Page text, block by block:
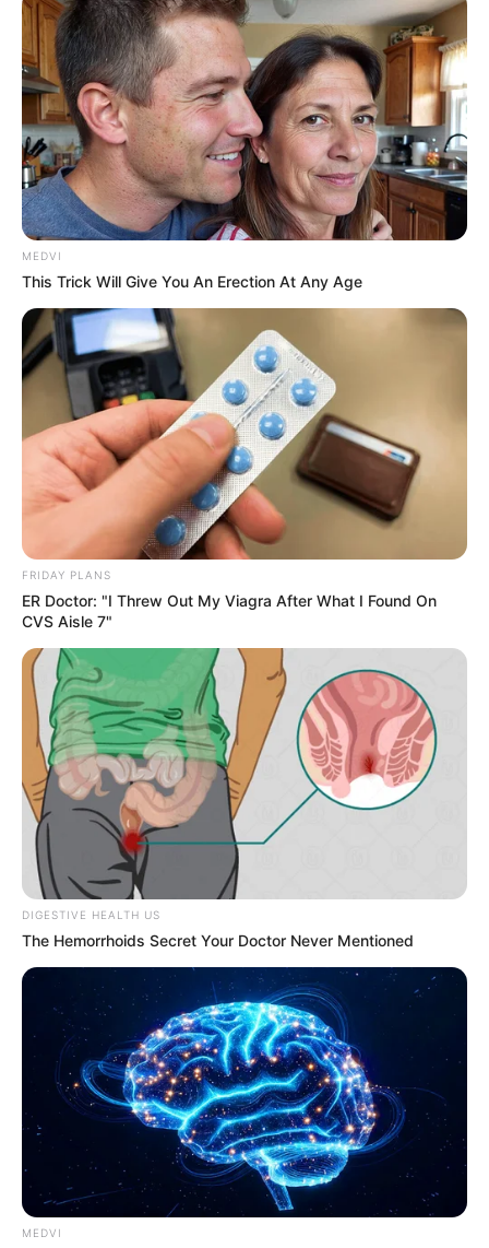
MEDVI
This Trick Will Give You An Erection At Any Age
FRIDAY PLANS
ER Doctor: "I Threw Out My Viagra After What I Found On
CVS Aisle 7"
DIGESTIVE HEALTH US
The Hemorrhoids Secret Your Doctor Never Mentioned
MEDVI